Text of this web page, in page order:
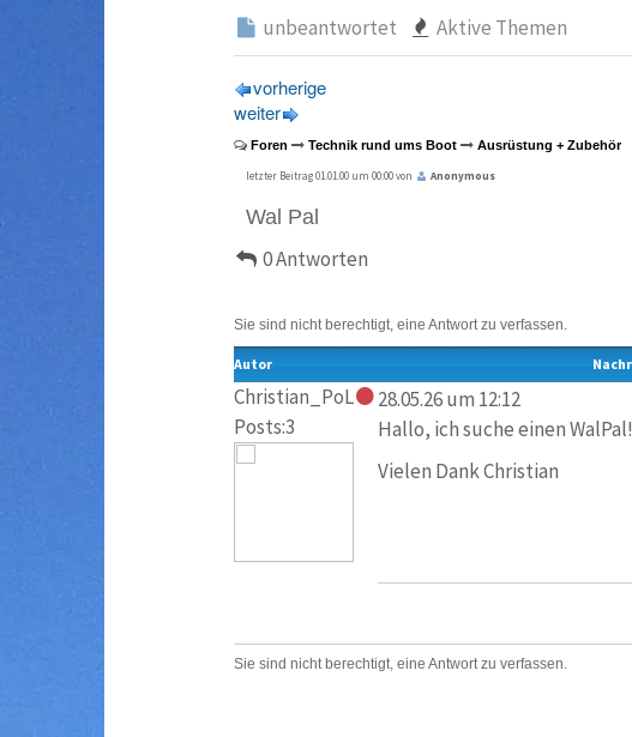
unbeantwortet
Aktive Themen
vorherige
weiter
Foren Technik rund ums Boot Ausrüstung + Zubehör
letzter Beitrag 01.01.00 um 00:00 von Anonymous
Wal Pal
0 Antworten
Sie sind nicht berechtigt, eine Antwort zu verfassen.
Autor
Christian_PoL
Posts:3
28.05.26 um 12:12
Hallo, ich suche einen
Vielen Dank Christian
Sie sind nicht berechtigt, eine Antwort zu verfassen.